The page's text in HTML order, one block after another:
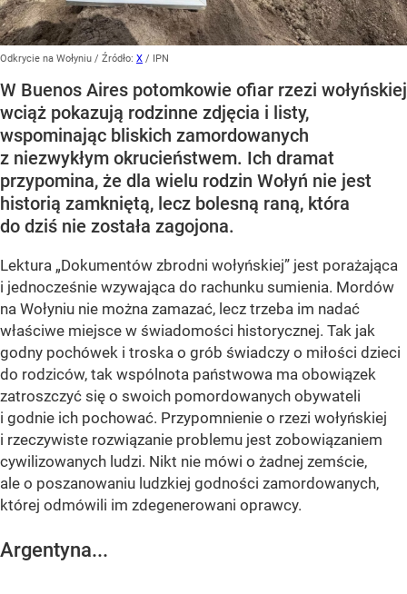
Odkrycie na Wołyniu / Źródło: X / IPN
W Buenos Aires potomkowie ofiar rzezi wołyńskiej
wciąż pokazują rodzinne zdjęcia i listy,
wspominając bliskich zamordowanych
z niezwykłym okrucieństwem. Ich dramat
przypomina, że dla wielu rodzin Wołyń nie jest
historią zamkniętą, lecz bolesną raną, która
do dziś nie została zagojona.
Lektura „Dokumentów zbrodni wołyńskiej” jest porażająca
i jednocześnie wzywająca do rachunku sumienia. Mordów
na Wołyniu nie można zamazać, lecz trzeba im nadać
właściwe miejsce w świadomości historycznej. Tak jak
godny pochówek i troska o grób świadczy o miłości dzieci
do rodziców, tak wspólnota państwowa ma obowiązek
zatroszczyć się o swoich pomordowanych obywateli
i godnie ich pochować. Przypomnienie o rzezi wołyńskiej
i rzeczywiste rozwiązanie problemu jest zobowiązaniem
cywilizowanych ludzi. Nikt nie mówi o żadnej zemście,
ale o poszanowaniu ludzkiej godności zamordowanych,
której odmówili im zdegenerowani oprawcy.
Argentyna...